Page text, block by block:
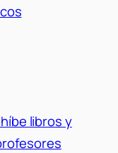
libros y